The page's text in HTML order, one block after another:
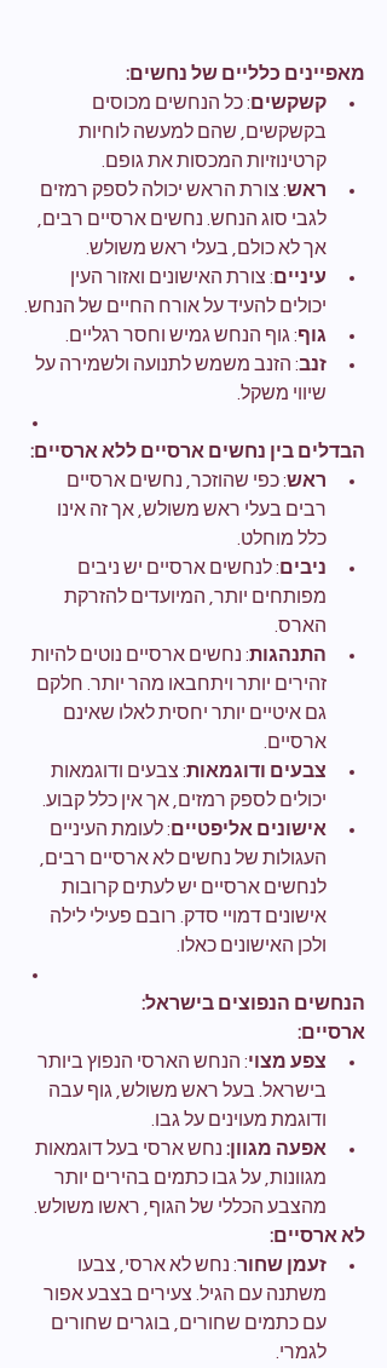
מאפיינים כלליים של נחשים:
קשקשים: כל הנחשים מכוסים
בקשקשים, שהם למעשה לוחיות
קרטינוזיות המכסות את גופם.
ראש: צורת הראש יכולה לספק רמזים
לגבי סוג הנחש. נחשים ארסיים רבים,
אך לא כולם, בעלי ראש משולש.
עיניים: צורת האישונים ואזור העין
יכולים להעיד על אורח החיים של הנחש.
גוף: גוף הנחש גמיש וחסר רגליים.
זנב: הזנב משמש לתנועה ולשמירה על
שיווי משקל.
הבדלים בין נחשים ארסיים ללא ארסיים:
ראש: כפי שהוזכר, נחשים ארסיים
רבים בעלי ראש משולש, אך זה אינו
כלל מוחלט.
ניבים: לנחשים ארסיים יש ניבים
מפותחים יותר, המיועדים להזרקת
הארס.
התנהגות: נחשים ארסיים נוטים להיות
זהירים יותר ויתחבאו מהר יותר. חלקם
גם איטיים יותר יחסית לאלו שאינם
ארסיים.
צבעים ודוגמאות: צבעים ודוגמאות
יכולים לספק רמזים, אך אין כלל קבוע.
אישונים אליפטיים: לעומת העיניים
העגולות של נחשים לא ארסיים רבים,
לנחשים ארסיים יש לעתים קרובות
אישונים דמויי סדק. רובם פעילי לילה
ולכן האישונים כאלו.
הנחשים הנפוצים בישראל:
ארסיים:
צפע מצוי: הנחש הארסי הנפוץ ביותר
בישראל. בעל ראש משולש, גוף עבה
ודוגמת מעוינים על גבו.
אפעה מגוון: נחש ארסי בעל דוגמאות
מגוונות, על גבו כתמים בהירים יותר
מהצבע הכללי של הגוף, ראשו משולש.
לא ארסיים:
זעמן שחור: נחש לא ארסי, צבעו
משתנה עם הגיל. צעירים בצבע אפור
עם כתמים שחורים, בוגרים שחורים
לגמרי.